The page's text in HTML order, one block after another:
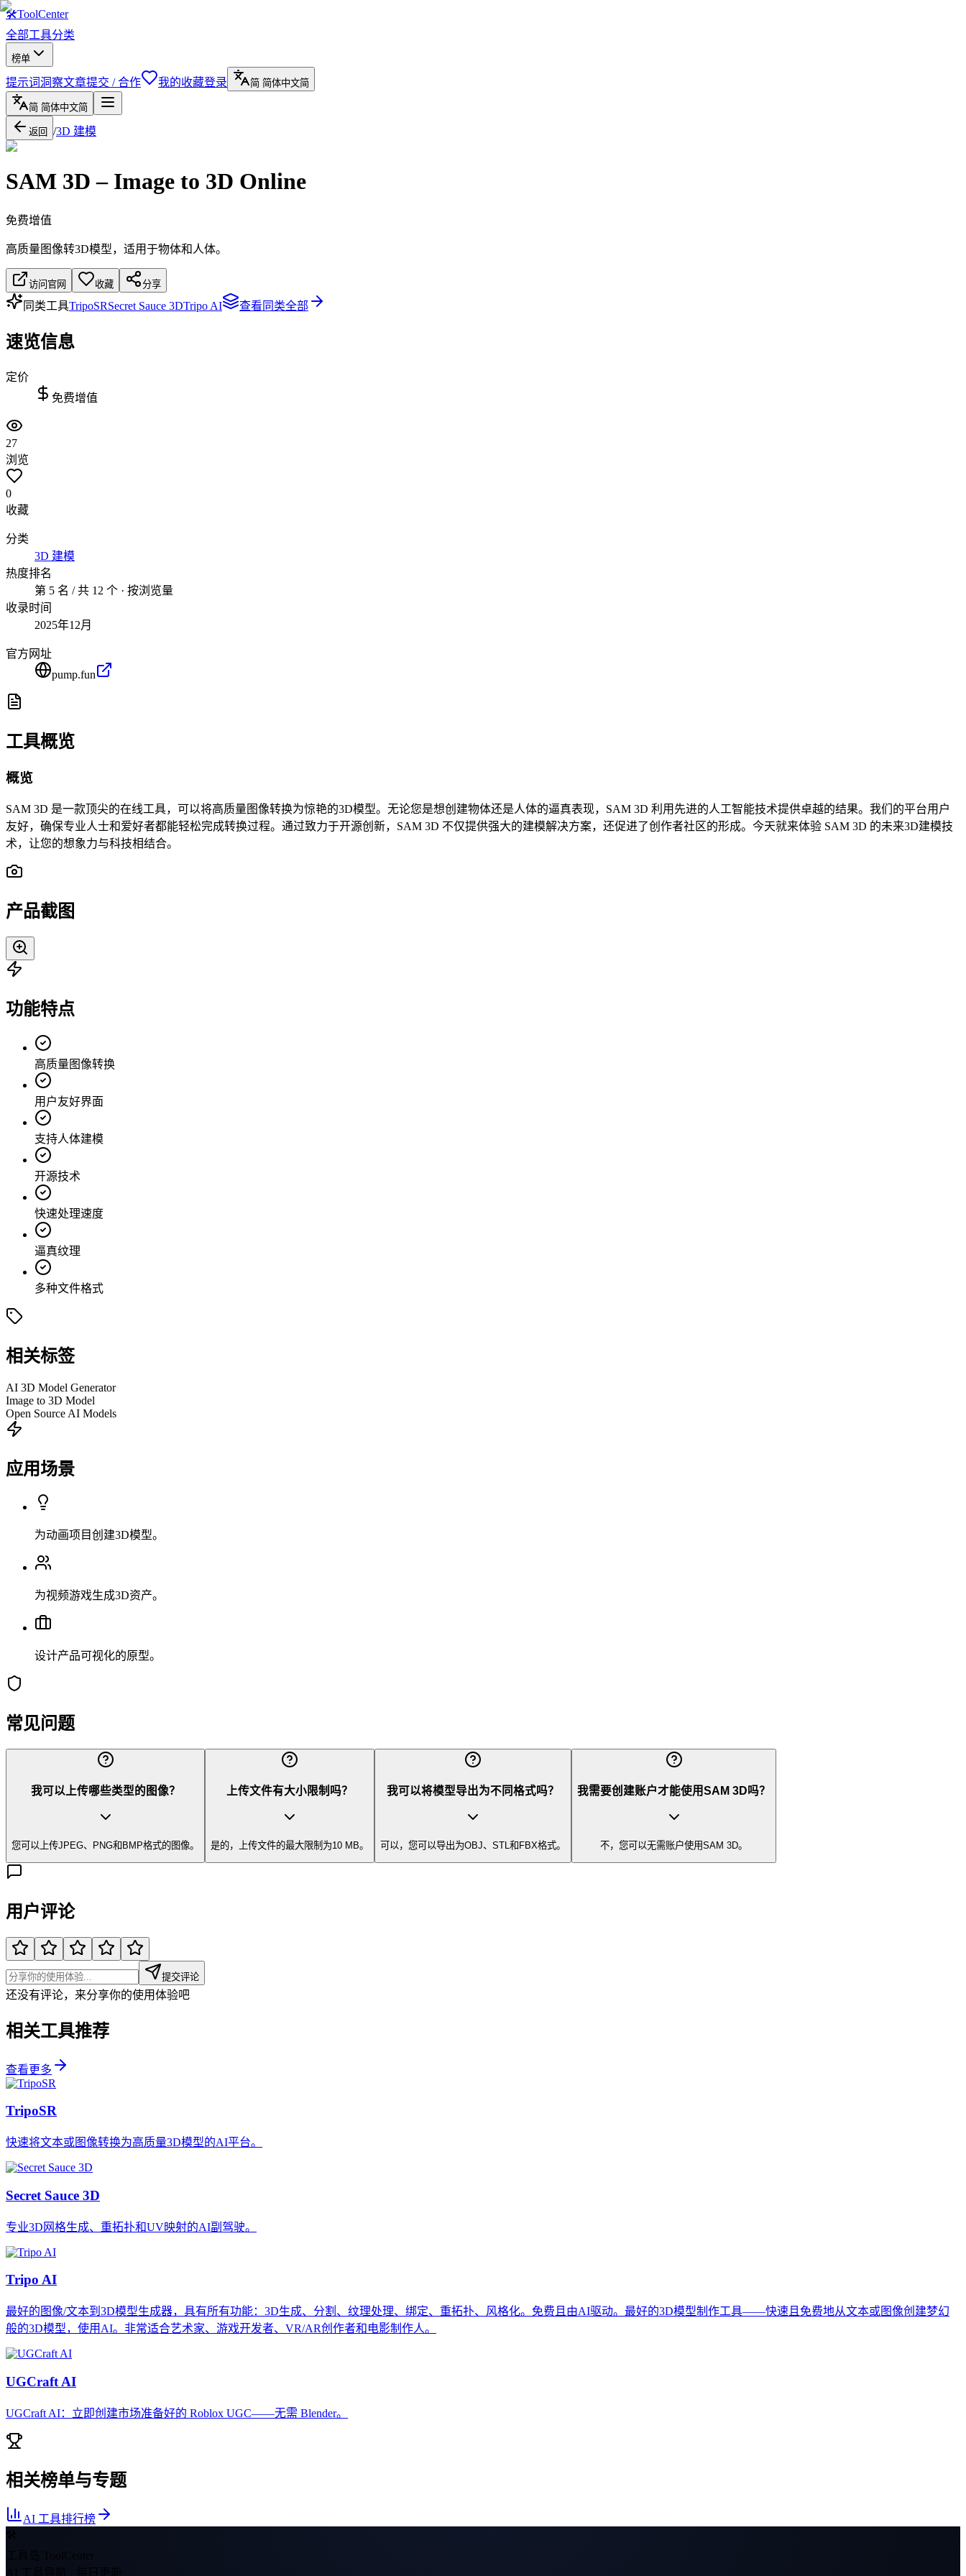
🛠ToolCenter
全部工具分类
榜单
提示词洞察文章提交 / 合作 我的收藏登录 简 简体中文简
简 简体中文简
返回 /3D 建模
SAM 3D – Image to 3D Online
免费增值
高质量图像转3D模型，适用于物体和人体。
访问官网 收藏 分享
同类工具TripoSRSecret Sauce 3DTripo AI 查看同类全部
速览信息
定价
免费增值
27
浏览
0
收藏
分类
3D 建模
热度排名
第 5 名 / 共 12 个 · 按浏览量
收录时间
2025年12月
官方网址
pump.fun
工具概览
概览
SAM 3D 是一款顶尖的在线工具，可以将高质量图像转换为惊艳的3D模型。无论您是想创建物体还是人体的逼真表现，SAM 3D 利用先进的人工智能技术提供卓越的结果。我们的平台用户
友好，确保专业人士和爱好者都能轻松完成转换过程。通过致力于开源创新，SAM 3D 不仅提供强大的建模解决方案，还促进了创作者社区的形成。今天就来体验 SAM 3D 的未来3D建模技
术，让您的想象力与科技相结合。
产品截图
功能特点
高质量图像转换
用户友好界面
支持人体建模
开源技术
快速处理速度
逼真纹理
多种文件格式
相关标签
AI 3D Model Generator
Image to 3D Model
Open Source AI Models
应用场景
为动画项目创建3D模型。
为视频游戏生成3D资产。
设计产品可视化的原型。
常见问题
我可以上传哪些类型的图像？
您可以上传JPEG、PNG和BMP格式的图像。
上传文件有大小限制吗？
是的，上传文件的最大限制为10 MB。
我可以将模型导出为不同格式吗？
可以，您可以导出为OBJ、STL和FBX格式。
我需要创建账户才能使用SAM 3D吗？
不，您可以无需账户使用SAM 3D。
用户评论
提交评论
还没有评论，来分享你的使用体验吧
相关工具推荐
查看更多
TripoSR
快速将文本或图像转换为高质量3D模型的AI平台。
Secret Sauce 3D
专业3D网格生成、重拓扑和UV映射的AI副驾驶。
Tripo AI
最好的图像/文本到3D模型生成器，具有所有功能：3D生成、分割、纹理处理、绑定、重拓扑、风格化。免费且由AI驱动。最好的3D模型制作工具——快速且免费地从文本或图像创建梦幻
般的3D模型，使用AI。非常适合艺术家、游戏开发者、VR/AR创作者和电影制作人。
UGCraft AI
UGCraft AI：立即创建市场准备好的 Roblox UGC——无需 Blender。
相关榜单与专题
AI 工具排行榜
工具岛 ToolCenter
AI 工具导航 · 每日更新